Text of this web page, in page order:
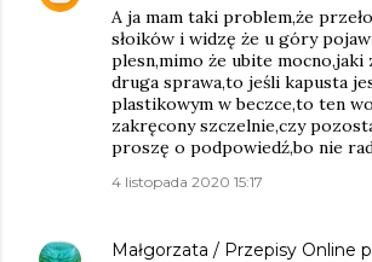
A ja mam taki problem,że
słoików i widzę że u góry
plesn,mimo że ubite mocno,jaki
druga sprawa,to jeśli kapusta
plastikowym w beczce,to ten
zakręcony szczelnie,czy
proszę o podpowiedź,bo nie
4 listopada 2020 15:17
Małgorzata / Przepisy Online